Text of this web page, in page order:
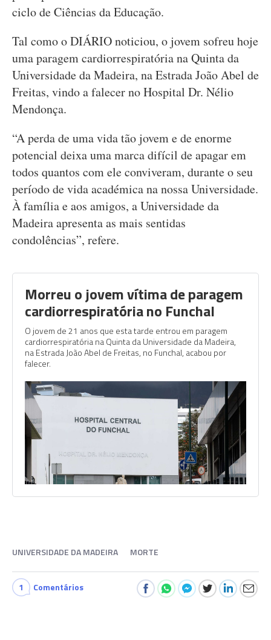
ciclo de Ciências da Educação.
Tal como o DIÁRIO noticiou, o jovem sofreu hoje
uma paragem cardiorrespiratória na Quinta da
Universidade da Madeira, na Estrada João Abel de
Freitas, vindo a falecer no Hospital Dr. Nélio
Mendonça.
“A perda de uma vida tão jovem e de enorme
potencial deixa uma marca difícil de apagar em
todos quantos com ele conviveram, durante o seu
período de vida académica na nossa Universidade.
À família e aos amigos, a Universidade da
Madeira apresenta as mais sentidas
condolências”, refere.
Morreu o jovem vítima de paragem
cardiorrespiratória no Funchal
O jovem de 21 anos que esta tarde entrou em paragem
cardiorrespiratória na Quinta da Universidade da Madeira,
na Estrada João Abel de Freitas, no Funchal, acabou por
falecer.
UNIVERSIDADE DA MADEIRA MORTE
1 Comentários